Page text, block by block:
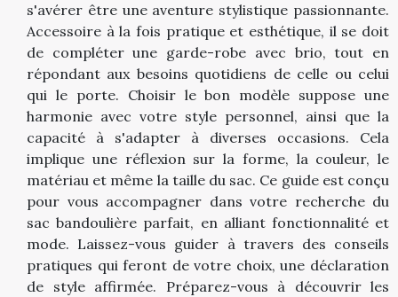
s'avérer être une aventure stylistique passionnante.
Accessoire à la fois pratique et esthétique, il se doit
de compléter une garde-robe avec brio, tout en
répondant aux besoins quotidiens de celle ou celui
qui le porte. Choisir le bon modèle suppose une
harmonie avec votre style personnel, ainsi que la
capacité à s'adapter à diverses occasions. Cela
implique une réflexion sur la forme, la couleur, le
matériau et même la taille du sac. Ce guide est conçu
pour vous accompagner dans votre recherche du
sac bandoulière parfait, en alliant fonctionnalité et
mode. Laissez-vous guider à travers des conseils
pratiques qui feront de votre choix, une déclaration
de style affirmée. Préparez-vous à découvrir les